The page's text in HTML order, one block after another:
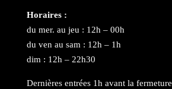
Horaires :
du mer. au jeu : 12h – 00h
du ven au sam : 12h – 1h
dim : 12h – 22h30
Dernières entrées 1h avant la fermeture